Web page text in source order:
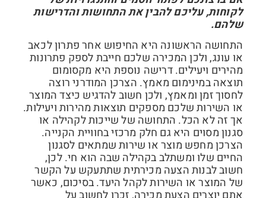
לקוחות, עליכם להבין את התחושות והדרישות
שלהם.
התחושה הראשונה היא החיפוש אחר פתרון לכאב
או עונג, ולכן המכירה שלכם חייבת לספק פתרונות
מהירים ויעילים. דרישה נוספת היא מקסומום
תוצאה במינימום מאמץ. הצרכן המודרני רוצה
לחסוך זמן ומאמץ, ולכן חשוב להדגיש כיצד המוצר
או השירות שלכם מספקים תוצאות מהירות ויעילות.
אך זה לא הכל. התחושה של שייכות לקהילה או
סגנון מסוים היא גם חלק מרכזי בחוויית הקנייה.
הצרכן מחפש מוצר או שירות שמתאים לסגנון
החיים שלו ומשתלב בקהילה שבה הוא חי. לכן,
חשוב לבנות הצעה מכירתית שתתעקש על הקשר
של המוצר או השירות לקהל היעד. בסיכום, כאשר